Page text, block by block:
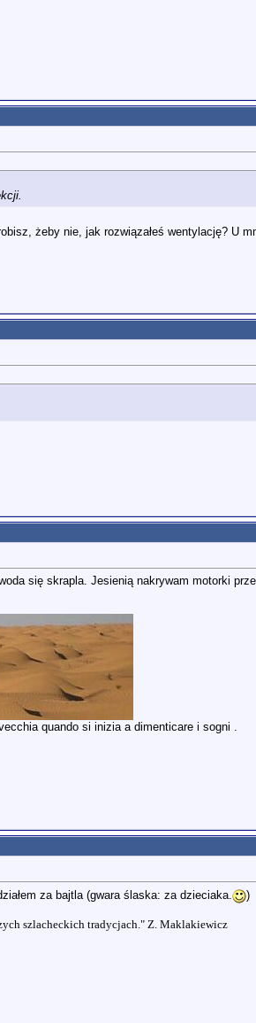
żeby nie, jak rozwiązałeś wentylację? U
się skrapla. Jesienią nakrywam motorki
quando si inizia a dimenticare i sogni .
za bajtla (gwara ślaska: za dzieciaka.
)
szlacheckich tradycjach." Z. Maklakiewicz